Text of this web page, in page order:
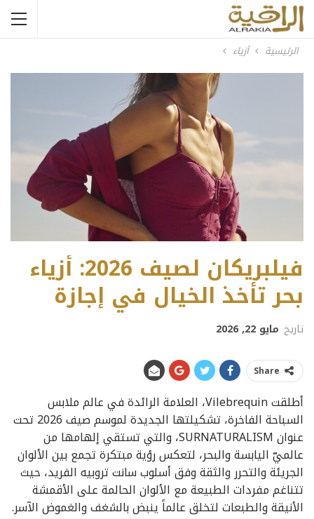
الرئيسية أزياء
فيلبريكان لصيف 2026: أزياء
بحر تأخذ الخيال في إجازة
تاريخ مايو 22, 2026
Share
أطلقت Vilebrequin، العلامة الرائدة في عالم ملابس
السباحة الفاخرة، تشكيلتها الجديدة لموسم صيف 2026 تحت
عنوان SURNATURALISM، والتي تستقي إلهامها من
عالميّ اليابسة والبحر، لتعكس رؤية مبتكرة تجمع بين الألوان
الجريئة والتحرر والثقة وفق أسلوب سانت تروبيه الفريد، حيث
تتناغم مفردات الطبيعة مع الألوان الحالمة على الأقمشة
الأنيقة والطبعات لتخلق عالماً ينبض بالشغف والغموض الآسر.